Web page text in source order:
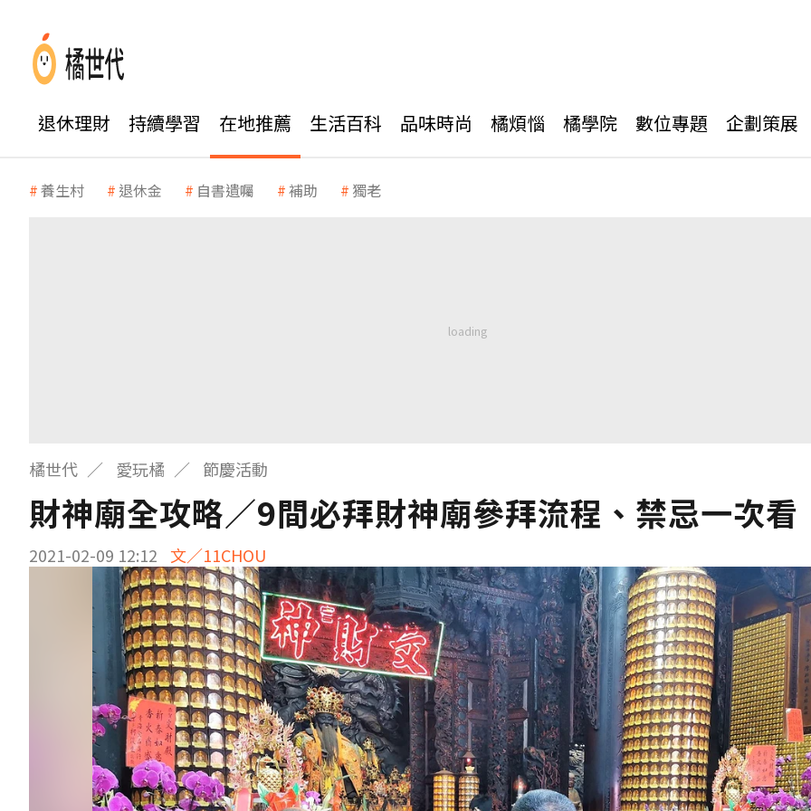
退休理財 持續學習 在地推薦 生活百科 品味時尚 橘煩惱 橘學院 數位專題 企劃策展
養生村 退休金 自書遺囑 補助 獨老
橘世代 愛玩橘 節慶活動
財神廟全攻略／9間必拜財神廟參拜流程、禁忌一次看
2021-02-09 12:12 文／11CHOU